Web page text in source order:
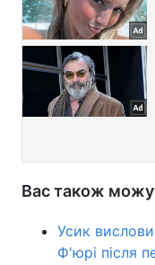
Вас також
Усик
Ф'юрі після